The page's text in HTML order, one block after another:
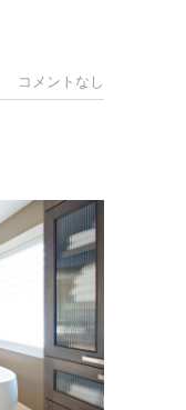
コメントなし